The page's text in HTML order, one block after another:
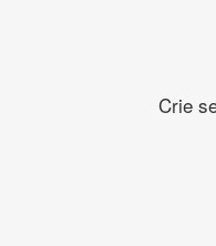
Crie